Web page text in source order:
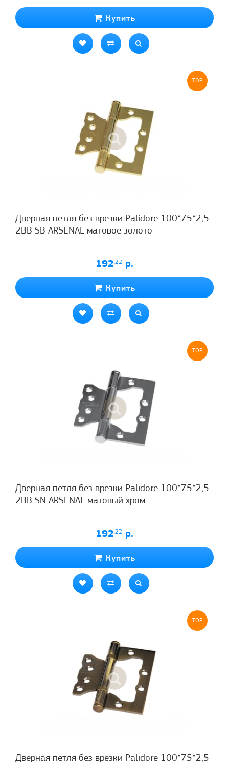
Купить
TOP
Дверная петля без врезки Palidore 100*75*2,5
2ВВ SB ARSENAL матовое золото
192.22 р.
Купить
TOP
Дверная петля без врезки Palidore 100*75*2,5
2ВВ SN ARSENAL матовый хром
192.22 р.
Купить
TOP
Дверная петля без врезки Palidore 100*75*2,5